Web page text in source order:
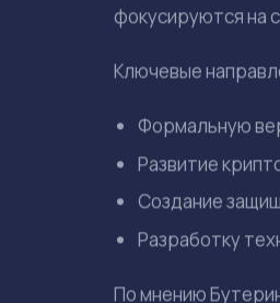
Для выхода из
которые будут
исследований.
В качестве